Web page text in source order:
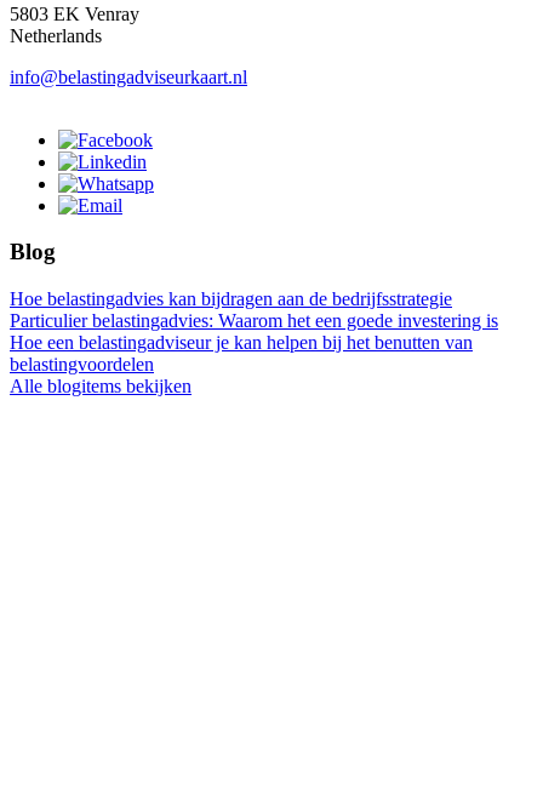
5803 EK Venray
Netherlands
info@belastingadviseurkaart.nl
Blog
Hoe belastingadvies kan bijdragen aan de bedrijfsstrategie
Particulier belastingadvies: Waarom het een goede investering is
Hoe een belastingadviseur je kan helpen bij het benutten van
belastingvoordelen
Alle blogitems bekijken